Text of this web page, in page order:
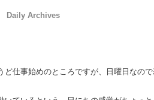
Daily Archives
ど仕事始めのところですが、日曜日なの